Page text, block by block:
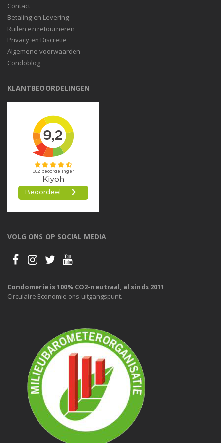
Contact
Betaling en Levering
Ruilen en retourneren
Privacy en Discretie
Algemene voorwaarden
Condoblog
KLANTBEOORDELINGEN
VOLG ONS OP SOCIAL MEDIA
Condomerie is 100% CO2-neutraal, al sinds 2011
Circulaire Economie ons uitgangspunt.